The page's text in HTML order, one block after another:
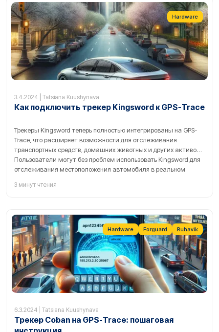
3.4.2024 | Tatsiana Kuushynava
Как подключить трекер Kingsword к GPS-Trace
Трекеры Kingsword теперь полностью интегрированы на GPS-
Trace, что расширяет возможности для отслеживания
транспортных средств, домашних животных и других активов.
Пользователи могут без проблем использовать Kingsword для
отслеживания местоположения автомобиля в реальном
необходимости техобслуживания на платформе GPS-Trace.
Hardware
3 минут чтения
6.3.2024 | Tatsiana Kuushynava
Трекер Coban на GPS-Trace: пошаговая
Hardware Forguard Ruhavik